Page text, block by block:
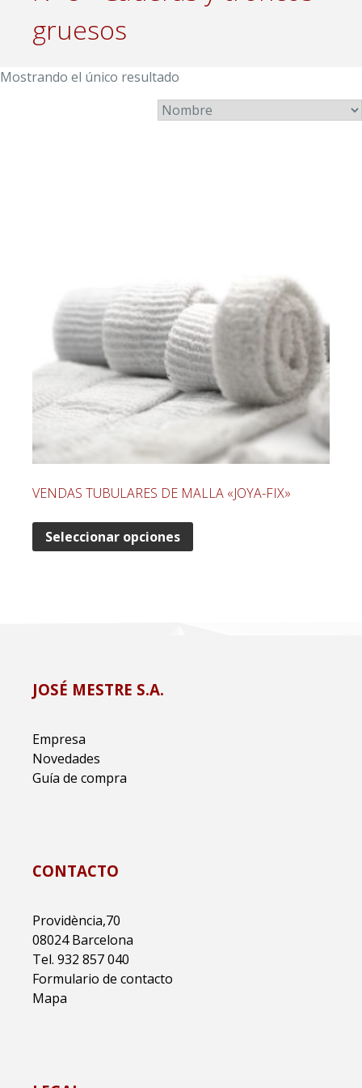
gruesos
Mostrando el único resultado
VENDAS TUBULARES DE MALLA «JOYA-FIX»
Seleccionar opciones
JOSÉ MESTRE S.A.
Empresa
Novedades
Guía de compra
CONTACTO
Providència,70
08024 Barcelona
Tel. 932 857 040
Formulario de contacto
Mapa